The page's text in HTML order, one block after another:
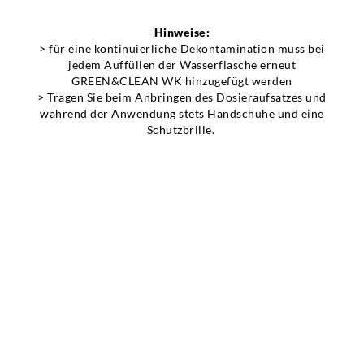
Karriere
Ansprechpartner
Hinweise:
> für eine kontinuierliche Dekontamination muss bei
jedem Auffüllen der Wasserflasche erneut
GREEN&CLEAN WK hinzugefügt werden
> Tragen Sie beim Anbringen des Dosieraufsatzes und
während der Anwendung stets Handschuhe und eine
Schutzbrille.